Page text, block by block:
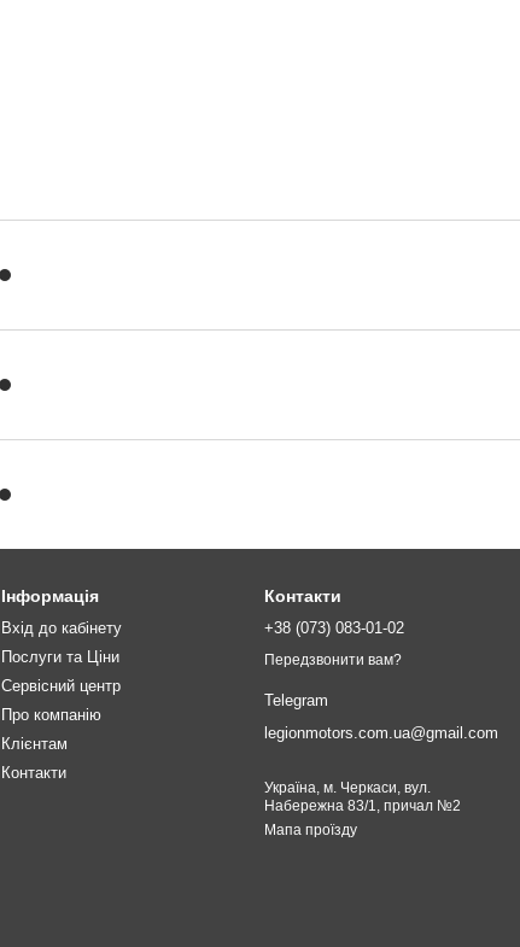
Інформація
Вхід до кабінету
Послуги та Ціни
Сервісний центр
Про компанію
Клієнтам
Контакти
Контакти
+38 (073) 083-01-02
Передзвонити вам?
Telegram
legionmotors.com.ua@gmail.com
Україна, м. Черкаси, вул.
Набережна 83/1, причал №2
Мапа проїзду